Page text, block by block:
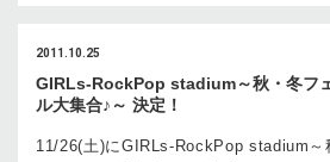
2011.10.25
GIRLs-RockPop stadium～秋・冬フ
ル大集合♪～ 決定！
11/26(土)にGIRLs-RockPop stadium～